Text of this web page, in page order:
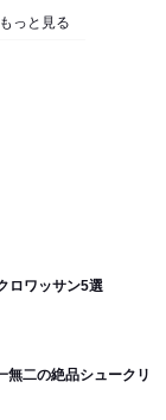
もっと見る
ロワッサン5選
無二の絶品シュークリ